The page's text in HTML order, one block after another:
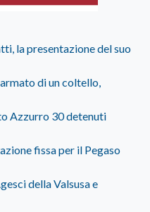
la presentazione del suo
di un coltello,
Azzurro 30 detenuti
fissa per il Pegaso
della Valsusa e